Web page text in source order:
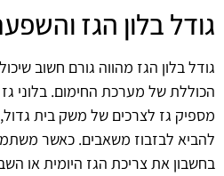
גודל בלון הגז
גודל בלון הגז מהווה גורם חשוב
הכוללת של מערכת החימום. בלוני
מספיק גז לצרכים של משק בית
להביא לבזבוז משאבים. כאשר
בחשבון את צריכת הגז היומית או